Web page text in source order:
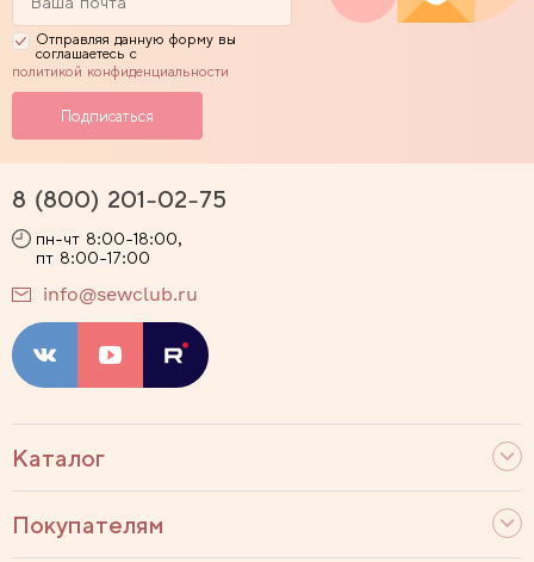
Отправляя данную форму вы
соглашаетесь с
политикой конфиденциальности
Каталог
Покупателям
8 (800) 201-02-75
пн-чт 8:00-18:00,
пт 8:00-17:00
info@sewclub.ru